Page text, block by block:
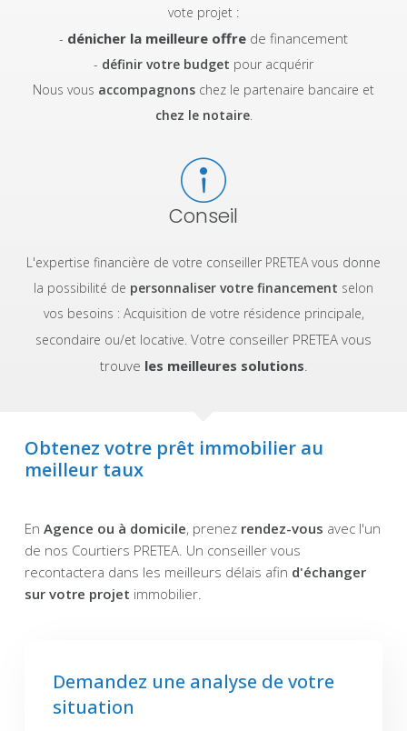
vote projet :
- dénicher la meilleure offre de financement
- définir votre budget pour acquérir
Nous vous accompagnons chez le partenaire bancaire et
chez le notaire.
Conseil
L'expertise financière de votre conseiller PRETEA vous donne
la possibilité de personnaliser votre financement selon
vos besoins : Acquisition de votre résidence principale,
secondaire ou/et locative. Votre conseiller PRETEA vous
trouve les meilleures solutions
Obtenez votre prêt immobilier au
meilleur taux
En Agence ou à domicile, prenez rendez-vous avec l'un
de nos Courtiers PRETEA. Un conseiller vous
recontactera dans les meilleurs délais afin d'échanger
sur votre projet immobilier.
Demandez une analyse de votre
situation